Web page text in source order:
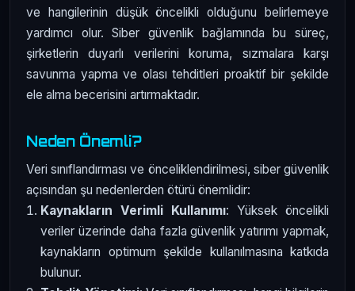
ve hangilerinin düşük öncelikli olduğunu belirlemeye
yardımcı olur. Siber güvenlik bağlamında bu süreç,
şirketlerin duyarlı verilerini koruma, sızmalara karşı
savunma yapma ve olası tehditleri proaktif bir şekilde
ele alma becerisini artırmaktadır.
Neden Önemli?
Veri sınıflandırması ve önceliklendirilmesi, siber güvenlik
açısından şu nedenlerden ötürü önemlidir:
Kaynakların Verimli Kullanımı: Yüksek öncelikli
veriler üzerinde daha fazla güvenlik yatırımı yapmak,
kaynakların optimum şekilde kullanılmasına katkıda
bulunur.